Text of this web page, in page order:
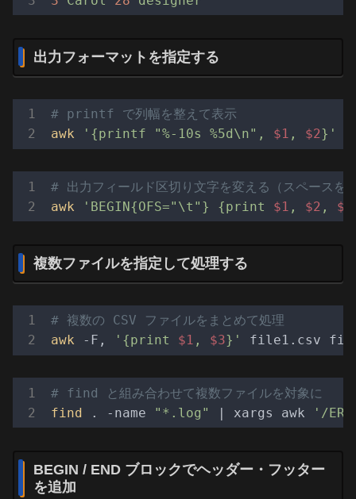
出力フォーマットを指定する
# printf で列幅を整えて表示
awk
'{printf "%-10s %5d\n", $1 , $2}'
# 出力フィールド区切り文字を変える（スペースを
awk
'BEGIN{OFS="\t"} {print $1 , $2 , $3
複数ファイルを指定して処理する
# 複数の CSV ファイルをまとめて処理
awk -F, '{print $1 , $3}'
# find と組み合わせて複数ファイルを対象に
find . -name "*.log" | xargs awk '/
BEGIN / END ブロックでヘッダー・フッター
を追加